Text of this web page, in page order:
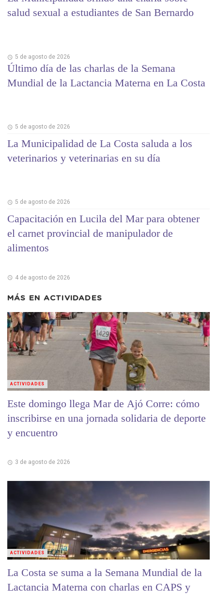
salud sexual a estudiantes de San Bernardo
5 de agosto de 2026
Último día de las charlas de la Semana
Mundial de la Lactancia Materna en La Costa
5 de agosto de 2026
La Municipalidad de La Costa saluda a los
veterinarios y veterinarias en su día
5 de agosto de 2026
Capacitación en Lucila del Mar para obtener
el carnet provincial de manipulador de
alimentos
4 de agosto de 2026
MÁS EN ACTIVIDADES
Este domingo llega Mar de Ajó Corre: cómo
inscribirse en una jornada solidaria de deporte
y encuentro
3 de agosto de 2026
ACTIVIDADES
La Costa se suma a la Semana Mundial de la
Lactancia Materna con charlas en CAPS y
ACTIVIDADES